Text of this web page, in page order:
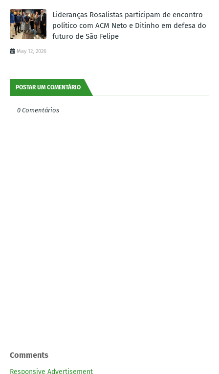
Lideranças Rosalistas participam de encontro
político com ACM Neto e Ditinho em defesa do
futuro de São Felipe
May 12, 2026
POSTAR UM COMENTÁRIO
0 Comentários
Comments
Responsive Advertisement